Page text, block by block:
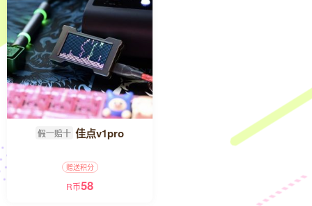
假一赔十 佳点v1pro
赠送积分
R币58